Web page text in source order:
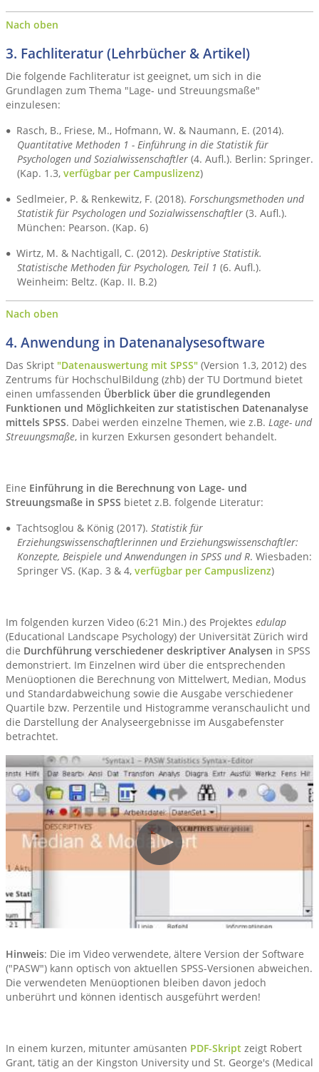
Nach oben
3. Fachliteratur (Lehrbücher & Artikel)
Die folgende Fachliteratur ist geeignet, um sich in die
Grundlagen zum Thema "Lage- und Streuungsmaße"
einzulesen:
Rasch, B., Friese, M., Hofmann, W. & Naumann, E. (2014).
Quantitative Methoden 1 - Einführung in die Statistik für
Psychologen und Sozialwissenschaftler (4. Aufl.). Berlin: Springer.
(Kap. 1.3, verfügbar per Campuslizenz)
Sedlmeier, P. & Renkewitz, F. (2018). Forschungsmethoden und
Statistik für Psychologen und Sozialwissenschaftler (3. Aufl.).
München: Pearson. (Kap. 6)
Wirtz, M. & Nachtigall, C. (2012). Deskriptive Statistik.
Statistische Methoden für Psychologen, Teil 1 (6. Aufl.).
Weinheim: Beltz. (Kap. II. B.2)
Nach oben
4. Anwendung in Datenanalysesoftware
Das Skript "Datenauswertung mit SPSS" (Version 1.3, 2012) des
Zentrums für HochschulBildung (zhb) der TU Dortmund bietet
einen umfassenden Überblick über die grundlegenden
Funktionen und Möglichkeiten zur statistischen Datenanalyse
mittels SPSS. Dabei werden einzelne Themen, wie z.B. Lage- und
Streuungsmaße, in kurzen Exkursen gesondert behandelt.
Eine Einführung in die Berechnung von Lage- und
Streuungsmaße in SPSS bietet z.B. folgende Literatur:
Tachtsoglou & König (2017).Statistik für
Erziehungswissenschaftlerinnen und Erziehungswissenschaftler:
Konzepte, Beispiele und Anwendungen in SPSS und R. Wiesbaden:
Springer VS. (Kap. 3 & 4, verfügbar per Campuslizenz)
Im folgenden kurzen Video (6:21 Min.) des Projektes edulap
(Educational Landscape Psychology) der Universität Zürich wird
die Durchführung verschiedener deskriptiver Analysen in SPSS
demonstriert. Im Einzelnen wird über die entsprechenden
Menüoptionen die Berechnung von Mittelwert, Median, Modus
und Standardabweichung sowie die Ausgabe verschiedener
Quartile bzw. Perzentile und Histogramme veranschaulicht und
die Darstellung der Analyseergebnisse im Ausgabefenster
betrachtet.
Hinweis: Die im Video verwendete, ältere Version der Software
("PASW") kann optisch von aktuellen SPSS-Versionen abweichen.
Die verwendeten Menüoptionen bleiben davon jedoch
unberührt und können identisch ausgeführt werden!
In einem kurzen, mitunter amüsanten PDF-Skript zeigt Robert
Grant, tätig an der Kingston University und St. George's (Medical